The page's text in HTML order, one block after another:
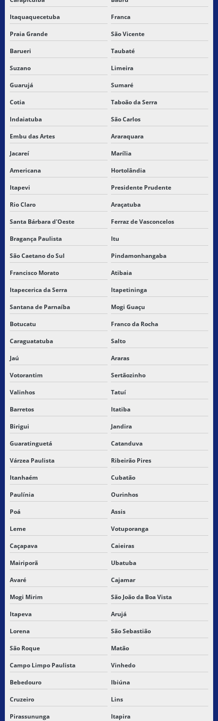
EMPRESA DE TRANSPORTE VALORES
EMPRESAS DE CARGAS FRACIONADAS
EMPRESAS QUE FAZEM TRANSPORTE DE MERCADORIAS
ENTREGA DE CARGA
ENTREGA CARGA RÁPIDA
ENTREGA CARGA VISTA
ENTREGA DE PEQUENAS CARGAS
FRETE DE CARGA SECA
FRETE E TRANSPORTE DE PEQUENAS CARGAS
GUIAS DE TRANSPORTE DEVOLUÇÃO
LEVANTAMENTO E TRANSPORTE DE CARGAS
LOGISTICA DE CARGAS FRACIONADAS
MELHORES TRANSPORTADORAS DE SÃO PAULO
MELHORES TRANSPORTADORAS DE SP
SERVIÇO DE COLETA E ENTREGA DE MERCADORIAS
SERVIÇO DE ENTREGA
SERVIÇO DE ENTREGA BARATO
SERVIÇO DE ENTREGA BRASIL
SERVIÇO DE ENTREGA ENTRE CIDADES
SERVIÇO DE ENTREGA PARA E COMMERCE
SERVIÇO DE ENTREGA A DOMICILIO
SERVIÇO DE ENTREGA DE ENCOMENDAS
SERVIÇO DE ENTREGA ENTRE ESTADOS
SERVIÇO DE ENTREGA INTERMUNICIPAL
SERVIÇO DE ENTREGA PARA LOJA VIRTUAL
SERVIÇO DE ENTREGA NACIONAL
SERVIÇO DE ENTREGA PARTICULAR
SERVIÇO DE ENTREGA RAPIDA SP
SERVIÇO DE TRANSPORTE DE CARGA
SERVIÇOS DE ENTREGA ONLINE
TABELA DE CARGAS FRACIONADAS
Itaquaquecetuba Franca
Praia Grande São Vicente
Barueri Taubaté
Suzano Limeira
Guarujá Sumaré
Cotia Taboão da Serra
Indaiatuba São Carlos
Embu das Artes Araraquara
Jacareí Marília
Americana Hortolândia
Itapevi Presidente Prudente
Rio Claro Araçatuba
Santa Bárbara d'Oeste Ferraz de Vasconcelos
Bragança Paulista Itu
São Caetano do Sul Pindamonhangaba
Francisco Morato Atibaia
Itapecerica da Serra Itapetininga
Santana de Parnaíba Mogi Guaçu
Botucatu Franco da Rocha
Caraguatatuba Salto
Jaú Araras
Votorantim Sertãozinho
Valinhos Tatuí
Barretos Itatiba
Birigui Jandira
Guaratinguetá Catanduva
Várzea Paulista Ribeirão Pires
Itanhaém Cubatão
Paulínia Ourinhos
Poá Assis
Leme Votuporanga
Caçapava Caieiras
Mairiporã Ubatuba
Avaré Cajamar
Mogi Mirim São João da Boa Vista
Itapeva Arujá
Lorena São Sebastião
São Roque Matão
Campo Limpo Paulista Vinhedo
Bebedouro Ibiúna
Cruzeiro Lins
Pirassununga Itapira